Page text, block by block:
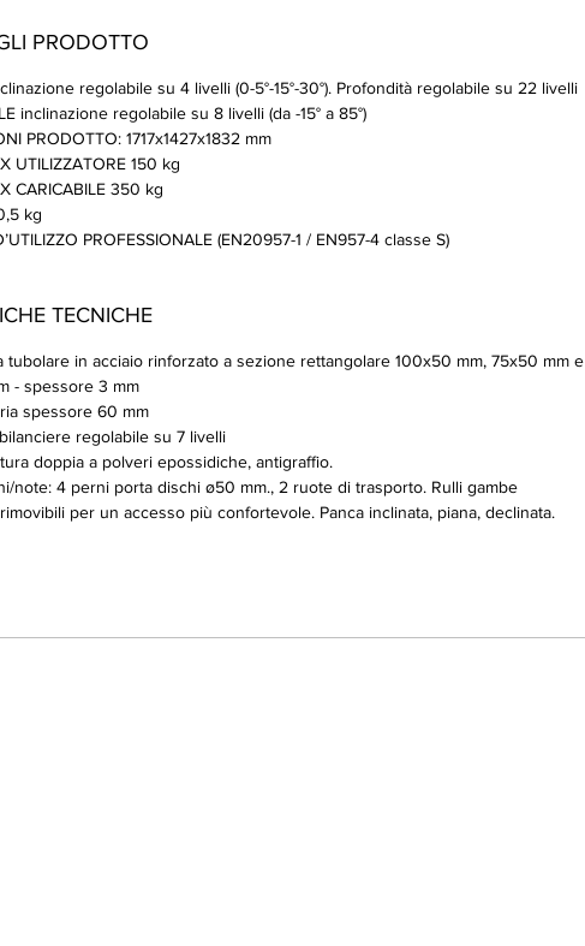
PRODOTTO
regolabile su 4 livelli (0-5°-15°-30°). Profondità regolabile su 22 livelli
inclinazione regolabile su 8 livelli (da -15° a 85°)
PRODOTTO: 1717x1427x1832 mm
UTILIZZATORE 150 kg
CARICABILE 350 kg
kg
PROFESSIONALE (EN20957-1 / EN957-4 classe S)
TECNICHE
tubolare in acciaio rinforzato a sezione rettangolare 100x50 mm, 75x50 mm e
- spessore 3 mm
spessore 60 mm
regolabile su 7 livelli
doppia a polveri epossidiche, antigraffio.
note: 4 perni porta dischi ø50 mm., 2 ruote di trasporto. Rulli gambe
per un accesso più confortevole. Panca inclinata, piana, declinata.